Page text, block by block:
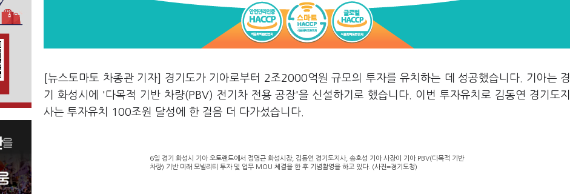
[뉴스토마토 차종관 기자] 경기도가 기아로부터 2조2000억원 규모의 투자를 유치하는 데 성공했습니다. 기아는 경
기 화성시에 '다목적 기반 차량(PBV) 전기차 전용 공장'을 신설하기로 했습니다. 이번 투자유치로 김동연 경기도지
사는 투자유치 100조원 달성에 한 걸음 더 다가섰습니다.
6일 경기 화성시 기아 오토랜드에서 정명근 화성시장, 김동연 경기도지사, 송호성 기아 사장이 기아 PBV(다목적 기반
차량) 기반 미래 모빌리티 투자 및 업무 MOU 체결을 한 후 기념촬영을 하고 있다. (사진=경기도청)